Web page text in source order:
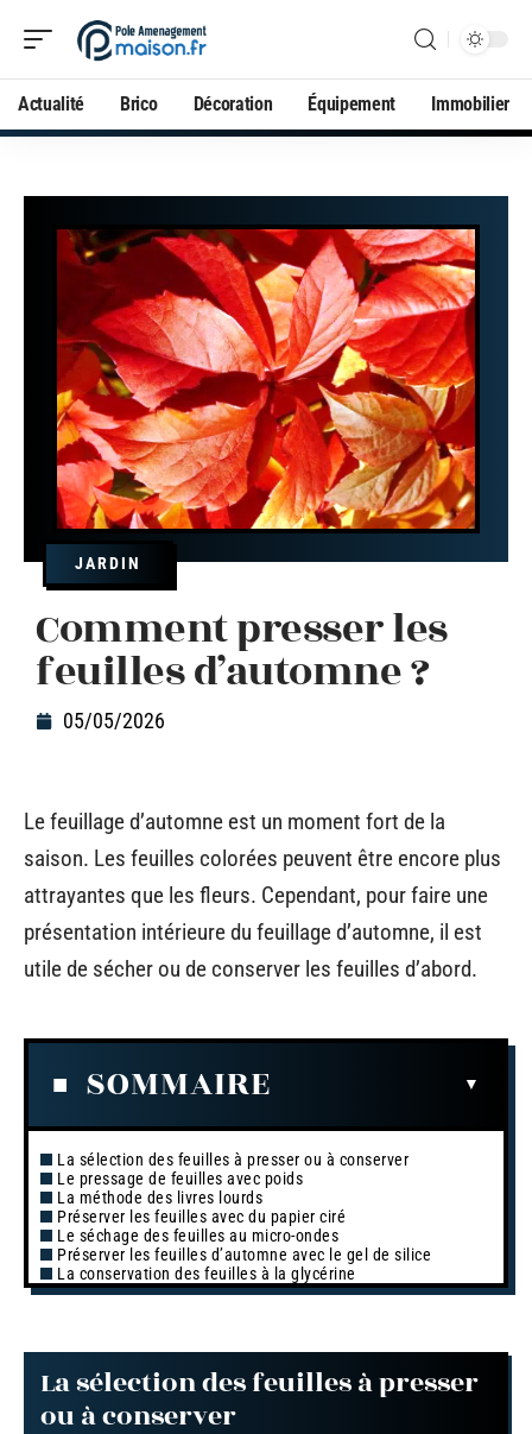
Actualité Brico Décoration Équipement Immobilier
JARDIN
Comment presser les
feuilles d’automne ?
05/05/2026
Le feuillage d’automne est un moment fort de la
saison. Les feuilles colorées peuvent être encore plus
attrayantes que les fleurs. Cependant, pour faire une
présentation intérieure du feuillage d’automne, il est
utile de sécher ou de conserver les feuilles d’abord.
SOMMAIRE
La sélection des feuilles à presser ou à conserver
Le pressage de feuilles avec poids
La méthode des livres lourds
Préserver les feuilles avec du papier ciré
Le séchage des feuilles au micro-ondes
Préserver les feuilles d’automne avec le gel de silice
La conservation des feuilles à la glycérine
La sélection des feuilles à presser
ou à conserver